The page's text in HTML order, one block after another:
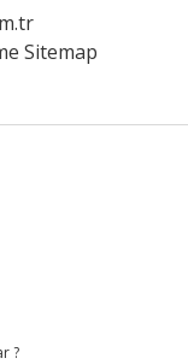
Sitemap
?